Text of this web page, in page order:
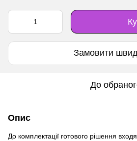
Замовити
До
Опис
До комплектації готового рішення